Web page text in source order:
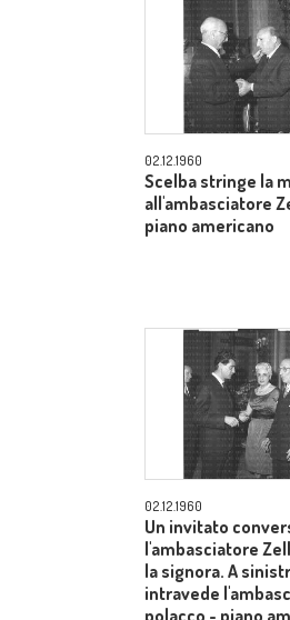
02.12.1960
Scelba stringe la
all'ambasciatore
piano americano
02.12.1960
Un invitato
l'ambasciatore
la signora. A
intravede
polacco - piano